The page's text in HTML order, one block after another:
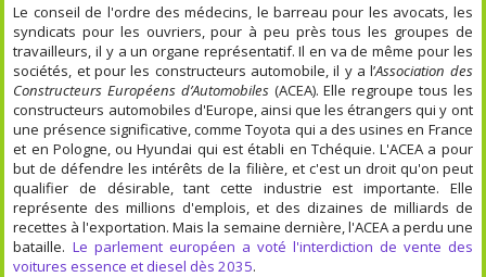
Le conseil de l'ordre des médecins, le barreau pour les avocats, les
syndicats pour les ouvriers, pour à peu près tous les groupes de
travailleurs, il y a un organe représentatif. Il en va de même pour les
sociétés, et pour les constructeurs automobile, il y a l’Association des
Constructeurs Européens d’Automobiles(ACEA). Elle regroupe tous les
constructeurs automobiles d'Europe, ainsi que les étrangers qui y ont
une présence significative, comme Toyota qui a des usines en France
et en Pologne, ou Hyundai qui est établi en Tchéquie. L'ACEA a pour
but de défendre les intérêts de la filière, et c'est un droit qu'on peut
qualifier de désirable, tant cette industrie est importante. Elle
représente des millions d'emplois, et des dizaines de milliards de
recettes à l'exportation. Mais la semaine dernière, l'ACEA a perdu une
bataille. Le parlement européen a voté l'interdiction de vente des
voitures essence et diesel dès 2035.